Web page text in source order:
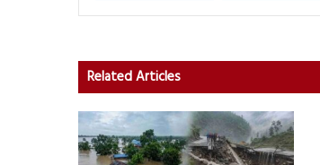
Related Articles